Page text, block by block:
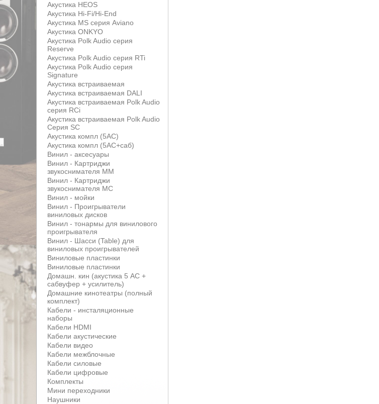
Акустика HEOS
Акустика Hi-Fi/Hi-End
Акустика MS серия Aviano
Акустика ONKYO
Акустика Polk Audio серия
Reserve
Акустика Polk Audio серия RTi
Акустика Polk Audio серия
Signature
Акустика встраиваемая
Акустика встраиваемая DALI
Акустика встраиваемая Polk Audio
серия RCi
Акустика встраиваемая Polk Audio
Серия SC
Акустика компл (5АС)
Акустика компл (5АС+саб)
Винил - аксесуары
Винил - Картриджи
звукоснимателя MM
Винил - Картриджи
звукоснимателя MС
Винил - мойки
Винил - Проигрыватели
виниловых дисков
Винил - тонармы для винилового
проигрывателя
Винил - Шасси (Table) для
виниловых проигрывателей
Виниловые пластинки
Виниловые пластинки
Домашн. кин (акустика 5 АС +
сабвуфер + усилитель)
Домашние кинотеатры (полный
комплект)
Кабели - инсталяционные
наборы
Кабели HDMI
Кабели акустические
Кабели видео
Кабели межблочные
Кабели силовые
Кабели цифровые
Комплекты
Мини переходники
Наушники